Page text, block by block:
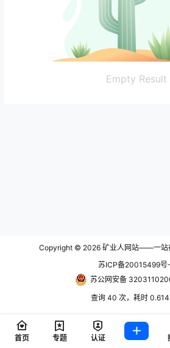
Empty Result
Copyright © 2026 矿业人网站——一站
苏ICP备20015499号
苏公网安备
查询 40 次，耗时
首页 专题 认证